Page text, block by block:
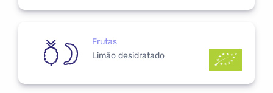
Frutas
Limão desidratado